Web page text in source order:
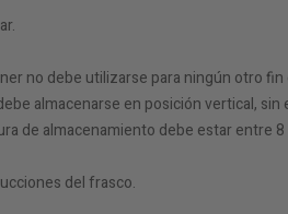
no debe utilizarse para ningún otro
almacenarse en posición vertical, sin
de almacenamiento debe estar entre 8
del frasco.